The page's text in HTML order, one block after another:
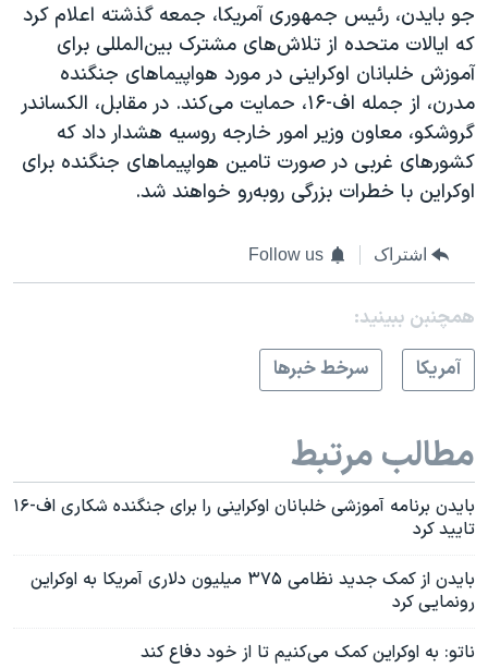
جو بایدن، رئیس جمهوری آمریکا، جمعه گذشته اعلام کرد
که ایالات متحده از تلاش‌های مشترک بین‌المللی برای
آموزش خلبانان اوکراینی در مورد هواپیماهای جنگنده
مدرن، از جمله اف-۱۶، حمایت می‌کند. در مقابل، الکساندر
گروشکو، معاون وزیر امور خارجه روسیه هشدار داد که
کشورهای غربی در صورت تامین هواپیماهای جنگنده برای
اوکراین با خطرات بزرگی رو‌به‌رو خواهند شد.
اشتراک Follow us
همچنبن ببینید:
آمريکا
سرخط خبرها
مطالب مرتبط
بایدن برنامه آموزشی خلبانان اوکراینی را برای جنگنده شکاری اف-۱۶
تایید کرد
بایدن از کمک جدید نظامی ۳۷۵ میلیون دلاری آمریکا به اوکراین
رونمایی کرد
ناتو: به اوکراین کمک می‌کنیم تا از خود دفاع کند